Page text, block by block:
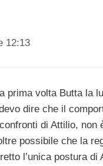
12:13
prima volta Butta la
dire che il
di Attilio, non
possibile che la
l’unica postura di